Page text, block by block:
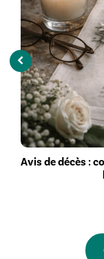
Avis de décès :